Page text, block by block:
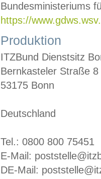
Bundesministeriums
https://
Produktion
ITZBund Dienstsitz
Bernkasteler Straße 8
53175 Bonn
Deutschland
Tel.: 0800 800 75451
E-Mail:
DE-Mail: